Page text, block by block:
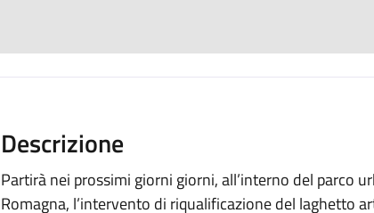
Descrizione
Partirà nei prossimi giorni giorni, all’interno del parco
Romagna, l’intervento di riqualificazione del laghetto